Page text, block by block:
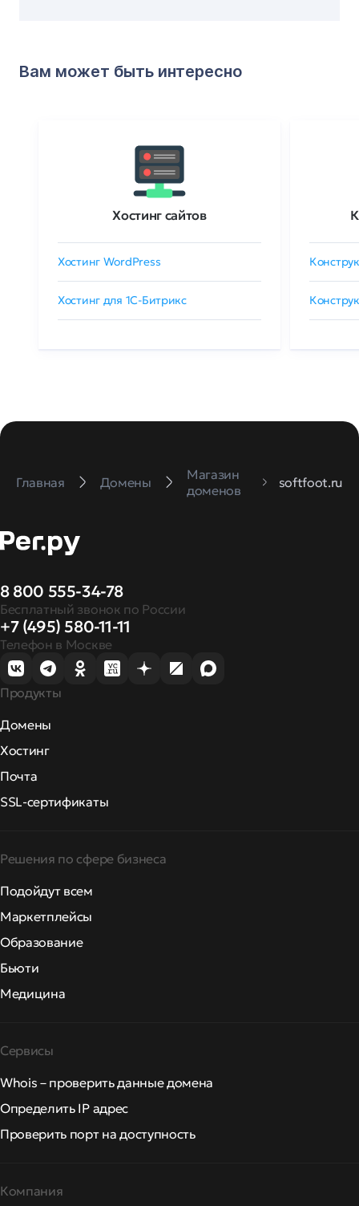
Вам может быть интересно
Хостинг сайтов
Хостинг WordPress
Хостинг для 1C-Битрикс
Главная Домены
Магазин
доменов
softfoot.ru
8 800 555-34-78
Бесплатный звонок по России
+7 (495) 580-11-11
Телефон в Москве
Продукты
Домены
Хостинг
Почта
SSL-сертификаты
Решения по сфере бизнеса
Подойдут всем
Маркетплейсы
Образование
Бьюти
Медицина
Сервисы
Whois – проверить данные домена
Определить IP адрес
Проверить порт на доступность
Компания